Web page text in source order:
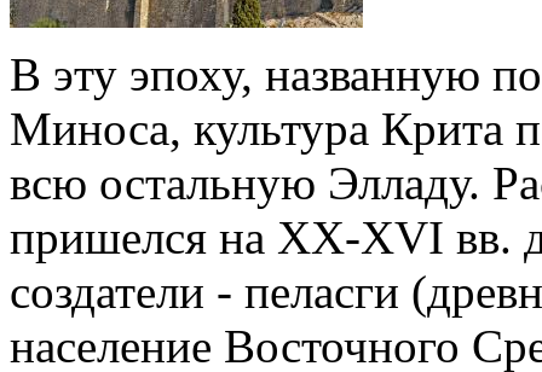
В эту эпоху, названную
Миноса, культура Крита
всю остальную Элладу.
пришелся на XX-XVI вв.
создатели - пеласги
население Восточного